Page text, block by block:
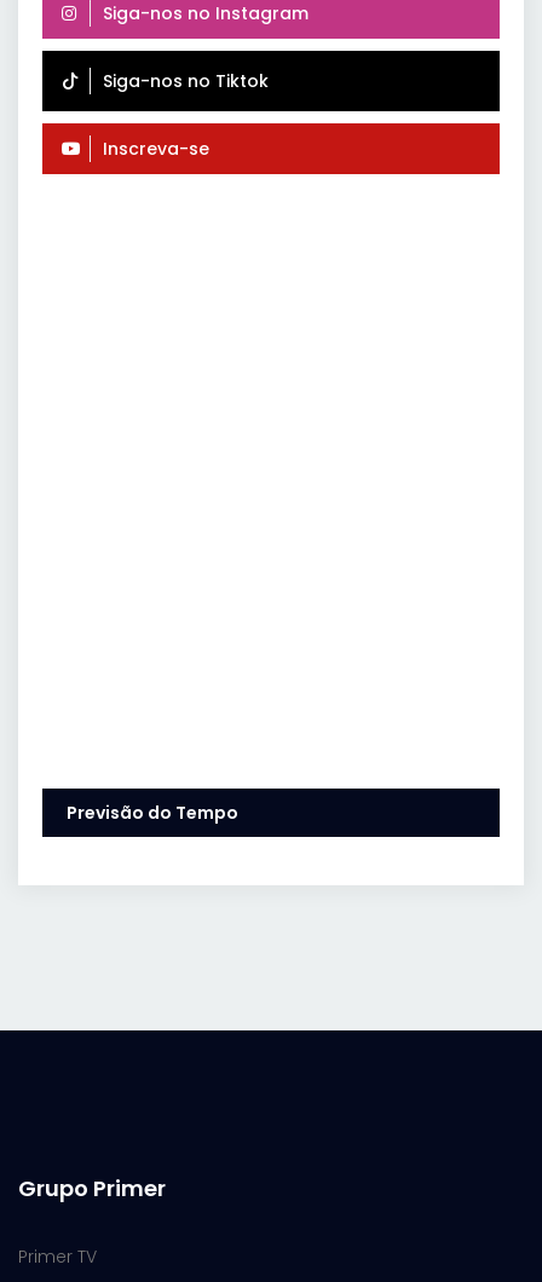
Siga-nos no Instagram
Siga-nos no Tiktok
Inscreva-se
Previsão do Tempo
Grupo Primer
Primer TV